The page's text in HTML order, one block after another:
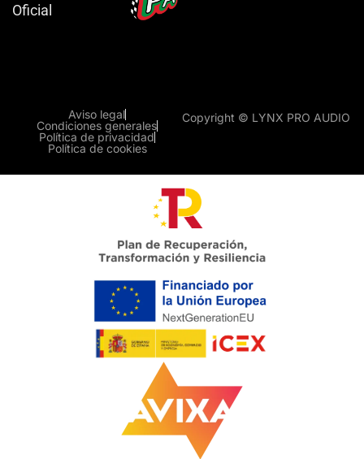
Oficial
Copyright © LYNX PRO AUDIO
Aviso legal
Condiciones generales
Política de privacidad
Política de cookies